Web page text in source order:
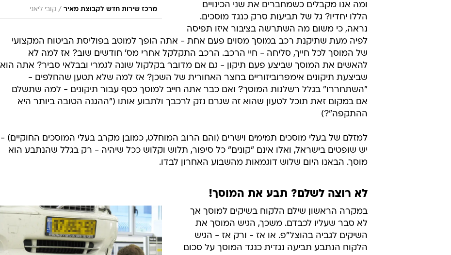
מרכז שירות חדש לקבוצת מאיר / קובי ליאני
ומה אנו מקבלים כשמחברים את שני הכינויים
הללו יחדיו? גל של תביעות סרק כנגד מוסכים.
נראה, כי משום מה השתרשה בציבור איזו תפיסה
לפיה מעת שתיקנת רכב במוסך מסוים פעם אחת - אתה הופך למוטב בפוליסת הביטוח המקצועי
של המוסך לכל חייך, סליחה - חיי הרכב. הרכב התקלקל אחרי מס' חודשים שוב? אז למה לא
להאשים את המוסך שביצע פעם תיקון - גם אם מדובר בקלקול שונה לגמרי ובבלאי סביר? אתה הוא
שביצעת תיקונים אימפרוביזוריים בחצר האחורית של השכן? אז למה שלא תטען שהחלפים -
"השתחררו" בגלל רשלנות המוסך? ואם כבר אתה חייב למוסך כסף עבור תיקונים - למה שתשלם
אם במקום זאת תוכל לטעון שהוא זה שגרם נזק לרכבך ולתבוע אותו ("ההגנה הטובה ביותר היא
ההתקפה"?)
למזלם של בעלי מוסכים תמימים וישרים (והם הרוב המוחלט, כמובן מקרב בעלי המוסכים החוקיים) -
יש שופטים בישראל, ואלו אינם "קונים" כל סיפור, תלוש וקלוש ככל שיהיה - רק בגלל שהנתבע הוא
מוסך. הבאנו היום שלוש דוגמאות מהשבוע האחרון לבדו.
לא רוצה לשלם? תבע את המוסך!
במקרה הראשון שילם הלקוח בשיקים למוסך אך
לא סבר שעליו לכבדם. משכך, הגיש המוסך את
השיקים לגביה בהוצל"פ. או אז - ורק אז - הגיש
הלקוח הנתבע תביעה נגדית כנגד המוסך על סכום